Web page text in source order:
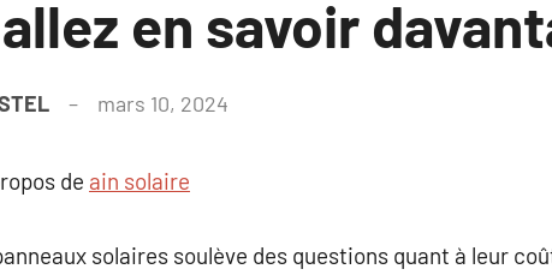
en savoir
mars 10, 2024
de ain solaire
solaires soulève des questions quant à leur